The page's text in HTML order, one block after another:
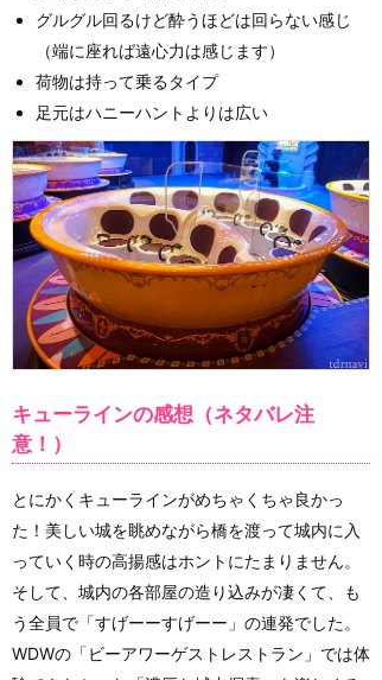
グルグル回るけど酔うほどは回らない感じ
（端に座れば遠心力は感じます）
荷物は持って乗るタイプ
足元はハニーハントよりは広い
キューラインの感想（ネタバレ注
意！）
とにかくキューラインがめちゃくちゃ良かっ
た！美しい城を眺めながら橋を渡って城内に入
っていく時の高揚感はホントにたまりません。
そして、城内の各部屋の造り込みが凄くて、も
う全員で「すげーーすげーー」の連発でした。
WDWの「ビーアワーゲストレストラン」では体